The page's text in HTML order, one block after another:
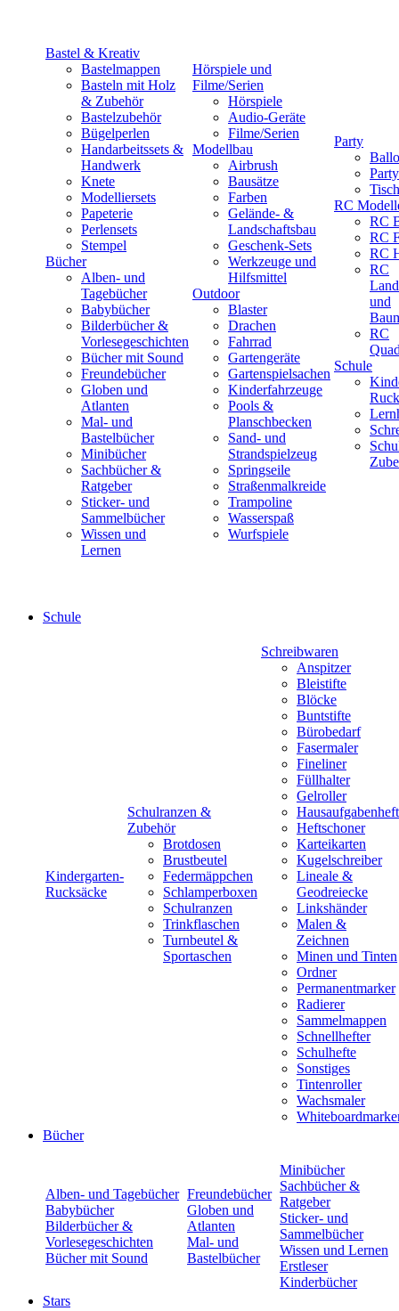
Bastel & Kreativ
Bastelmappen
Basteln mit Holz
& Zubehör
Bastelzubehör
Bügelperlen
Handarbeitssets &
Handwerk
Knete
Modelliersets
Papeterie
Perlensets
Stempel
Bücher
Alben- und
Tagebücher
Babybücher
Bilderbücher &
Vorlesegeschichten
Bücher mit Sound
Freundebücher
Globen und
Atlanten
Mal- und
Bastelbücher
Minibücher
Sachbücher &
Ratgeber
Sticker- und
Sammelbücher
Wissen und
Lernen
Hörspiele und
Filme/Serien
Hörspiele
Audio-Geräte
Filme/Serien
Modellbau
Airbrush
Bausätze
Farben
Gelände- &
Landschaftsbau
Geschenk-Sets
Werkzeuge und
Hilfsmittel
Outdoor
Blaster
Drachen
Fahrrad
Gartengeräte
Gartenspielsachen
Kinderfahrzeuge
Pools &
Planschbecken
Sand- und
Strandspielzeug
Springseile
Straßenmalkreide
Trampoline
Wasserspaß
Wurfspiele
Party
RC
RC
RC
RC
RC
und
RC
Schule
Schule
Kindergarten-
Rucksäcke
Schulranzen &
Zubehör
Brotdosen
Brustbeutel
Federmäppchen
Schlamperboxen
Schulranzen
Trinkflaschen
Turnbeutel &
Sportaschen
Schreibwaren
Anspitzer
Bleistifte
Blöcke
Buntstifte
Bürobedarf
Fasermaler
Fineliner
Füllhalter
Gelroller
Hausaufgabenheft
Heftschoner
Karteikarten
Kugelschreiber
Lineale &
Geodreiecke
Linkshänder
Malen &
Zeichnen
Minen und Tinten
Ordner
Permanentmarker
Radierer
Sammelmappen
Schnellhefter
Schulhefte
Sonstiges
Tintenroller
Wachsmaler
Bücher
Alben- und Tagebücher
Babybücher
Bilderbücher &
Vorlesegeschichten
Bücher mit Sound
Freundebücher
Globen und
Atlanten
Mal- und
Bastelbücher
Minibücher
Sachbücher &
Ratgeber
Sticker- und
Sammelbücher
Wissen und Lernen
Erstleser
Kinderbücher
Stars